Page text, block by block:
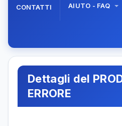
CONTATTI AIUTO - FAQ
Dettagli del
ERRORE